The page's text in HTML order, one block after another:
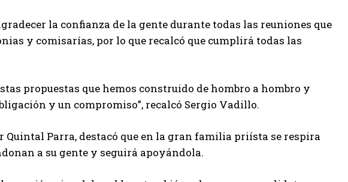
la confianza de la gente durante todas las reuniones que
y comisarías, por lo que recalcó que cumplirá todas las
propuestas que hemos construido de hombro a hombro y
y un compromiso”, recalcó Sergio Vadillo.
Quintal Parra, destacó que en la gran familia priísta se respira
a su gente y seguirá apoyándola.